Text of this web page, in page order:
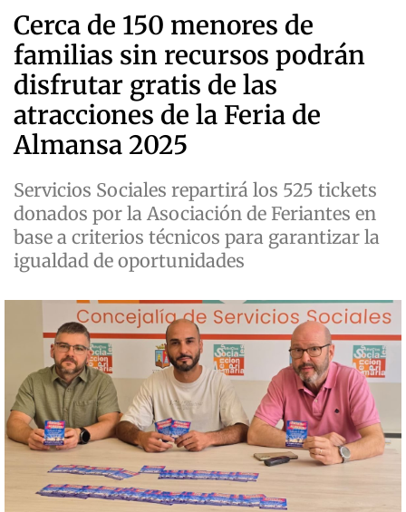
DIRECTO | Gran Desfile Festero
Cerca de 150 menores de
familias sin recursos podrán
disfrutar gratis de las
atracciones de la Feria de
Almansa 2025
Servicios Sociales repartirá los 525 tickets
donados por la Asociación de Feriantes en
base a criterios técnicos para garantizar la
igualdad de oportunidades